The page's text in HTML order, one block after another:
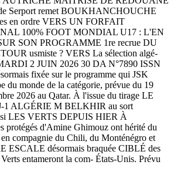
Serport remet BOUKHANCHOUCHE
en ordre VERS UN FORFAIT
100% FOOT MONDIAL U17 : L'EN
SON PROGRAMME 1re recrue DU
usmiste ? VERS La sélection algé-
2 JUIN 2026 30 DA N°7890 ISSN
fixée sur le programme qui JSK
du monde de la catégorie, prévue du 19
2026 au Qatar. À l'issue du tirage LE
1 ALGÉRIE M BELKHIR au sort
si LES VERTS DEPUIS HIER À
d'Amine Ghimouz ont hérité du
compagnie du Chili, du Monténégro et
ESCALE désormais braquée CIBLÉ des
entameront la com- États-Unis. Prévu